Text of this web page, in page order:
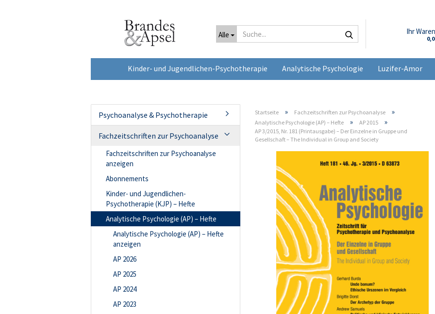
Alle Ihr
Kinder- und Jugendlichen-Psychotherapie Analytische Psychologie Luzifer-Amor
Startseite » Fachzeitschriften zur Psychoanalyse »
Analytische Psychologie (AP) – Hefte » AP 2015 »
AP 3/2015, Nr. 181 (Printausgabe) – Der Einzelne in Gruppe und
Gesellschaft – The Individual in Group and Society
Psychoanalyse & Psychotherapie
Fachzeitschriften zur Psychoanalyse
Fachzeitschriften zur Psychoanalyse
anzeigen
Abonnements
Kinder- und Jugendlichen-
Psychotherapie (KJP) – Hefte
Analytische Psychologie (AP) – Hefte
Analytische Psychologie (AP) – Hefte
anzeigen
AP 2026
AP 2025
AP 2024
AP 2023